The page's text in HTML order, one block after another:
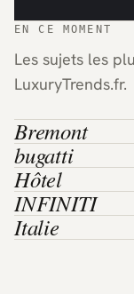
EN CE MOMENT
Les sujets les
LuxuryTrends.fr.
Bremont
bugatti
Hôtel
INFINITI
Italie